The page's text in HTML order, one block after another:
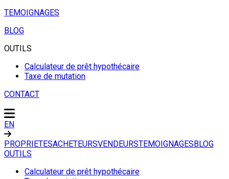
TEMOIGNAGES
BLOG
OUTILS
Calculateur de prêt hypothécaire
Taxe de mutation
CONTACT
EN
PROPRIETESACHETEURSVENDEURSTEMOIGNAGESBLOG
OUTILS
Calculateur de prêt hypothécaire